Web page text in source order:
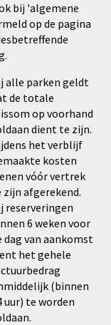
bij 'algemene
op de pagina
alle parken geldt
de totale
op voorhand
dient te zijn.
het verblijf
kosten
vóór vertrek
zijn afgerekend.
reserveringen
6 weken voor
dag van aankomst
het gehele
(binnen
uur) te worden